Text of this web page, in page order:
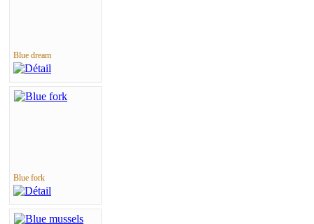
Blue dream
Blue fork